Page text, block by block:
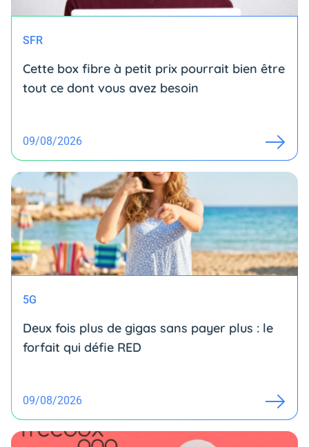
SFR
Cette box fibre à petit prix pourrait bien être
tout ce dont vous avez besoin
09/08/2026
5G
Deux fois plus de gigas sans payer plus : le
forfait qui défie RED
09/08/2026